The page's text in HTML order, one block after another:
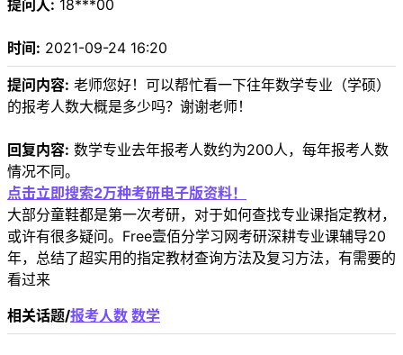
提问人: 18***00
时间: 2021-09-24 16:20
提问内容: 老师您好！可以帮忙看一下往年数学专业（学硕）
的报考人数大概是多少吗？谢谢老师！
回复内容: 数学专业去年报考人数约为200人，每年报考人数
情况不同。
点击立即搜索2万种考研电子版资料！
大部分童鞋都是第一次考研，对于如何查找专业课指定教材，
或许有很多疑问。Free壹佰分学习网考研深耕专业课辅导20
年，总结了超实用的指定教材查询方法及复习方法，有需要的
看过来
相关话题/报考人数 数学